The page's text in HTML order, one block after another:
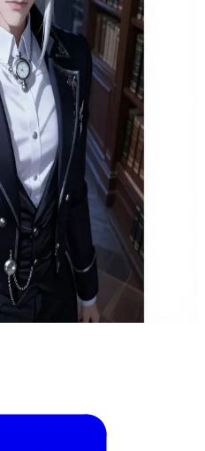
em uma mansão gótica. O
iluminada pelo luar, onde
Ele confronta o intruso friamente,